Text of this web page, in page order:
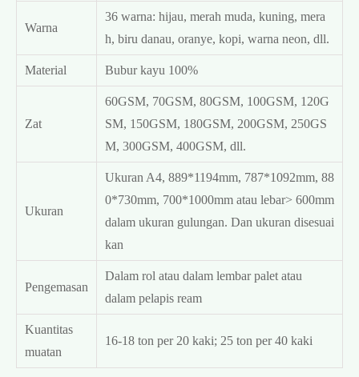
Warna
36 warna: hijau, merah muda, kuning, mera
h, biru danau, oranye, kopi, warna neon, dll.
Material Bubur kayu 100%
Zat
60GSM, 70GSM, 80GSM, 100GSM, 120G
SM, 150GSM, 180GSM, 200GSM, 250GS
M, 300GSM, 400GSM, dll.
Ukuran
Ukuran A4, 889*1194mm, 787*1092mm, 88
0*730mm, 700*1000mm atau lebar> 600mm
dalam ukuran gulungan. Dan ukuran disesuai
kan
Pengemasan
Dalam rol atau dalam lembar palet atau
dalam pelapis ream
Kuantitas
muatan
16-18 ton per 20 kaki; 25 ton per 40 kaki